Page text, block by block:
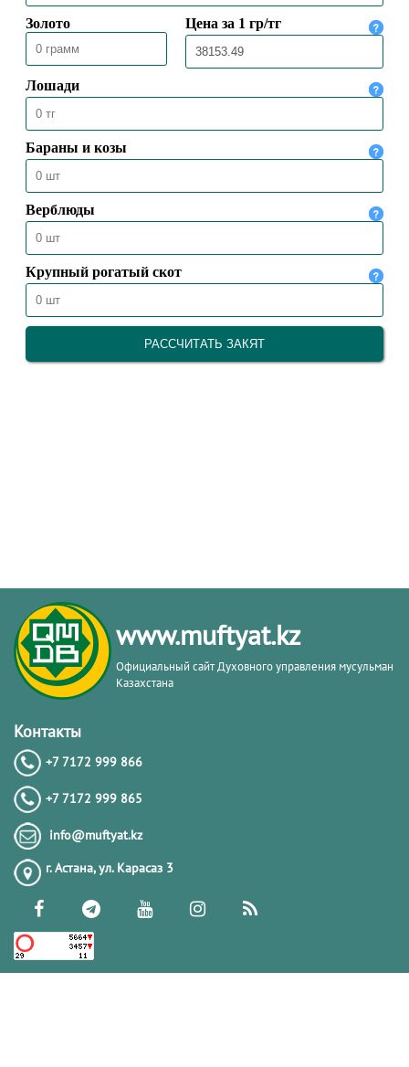
30.03.2020
www.muftyat.kz
Официальный сайт Духовного управления мусульман
Казахстана
Контакты
+7 7172 999 866
+7 7172 999 865
info@muftyat.kz
г. Астана, ул. Карасаз 3